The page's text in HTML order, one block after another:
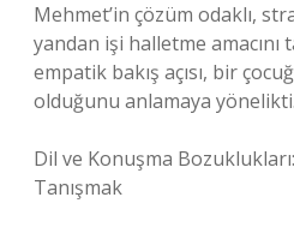
Mehmet’in çözüm odaklı,
yandan işi halletme amacını
empatik bakış açısı, bir
olduğunu anlamaya yönelikti.
Dil ve Konuşma
Tanışmak